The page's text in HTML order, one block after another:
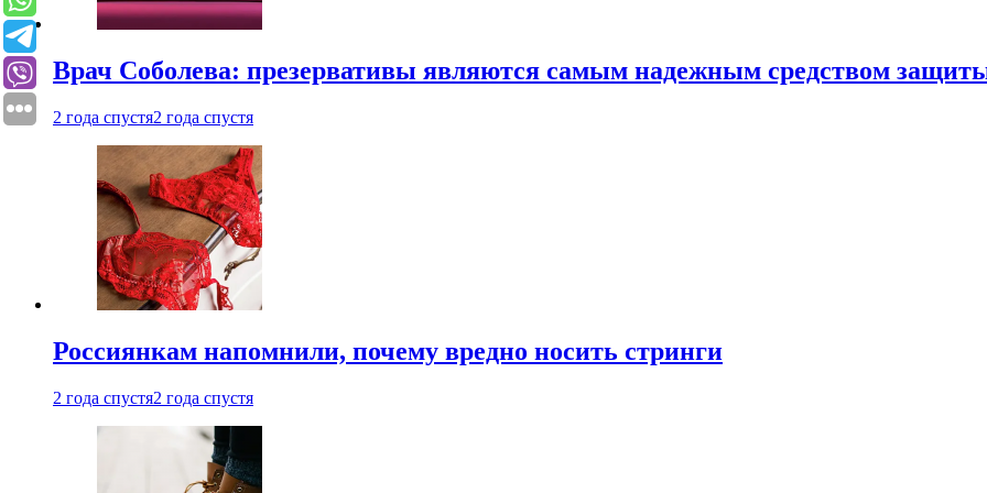
Врач Соболева: презервативы являются самым надежным средством
2 года спустя2 года спустя
Россиянкам напомнили, почему вредно носить стринги
2 года спустя2 года спустя